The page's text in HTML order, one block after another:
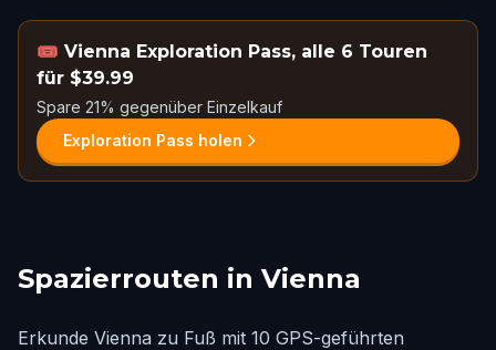
🎟️ Vienna Exploration Pass, alle 6 Touren
für $39.99
Spare 21% gegenüber Einzelkauf
Exploration Pass holen
Spazierrouten in Vienna
Erkunde Vienna zu Fuß mit 10 GPS-geführten